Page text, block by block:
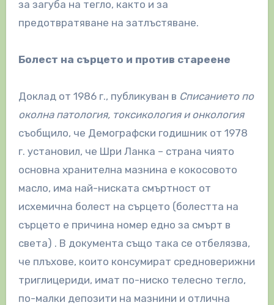
за загуба на тегло, както и за
предотвратяване на затлъстяване.
Болест на сърцето и против стареене
Доклад от 1986 г., публикуван в Списанието по
околна патология, токсикология и онкология
съобщило, че Демографски годишник от 1978
г. установил, че Шри Ланка – страна чиято
основна хранителна мазнина е кокосовото
масло, има най-ниската смъртност от
исхемична болест на сърцето (болестта на
сърцето е причина номер едно за смърт в
света) . В документа също така се отбелязва,
че плъхове, които консумират средноверижни
триглицериди, имат по-ниско телесно тегло,
по-малки депозити на мазнини и отлична